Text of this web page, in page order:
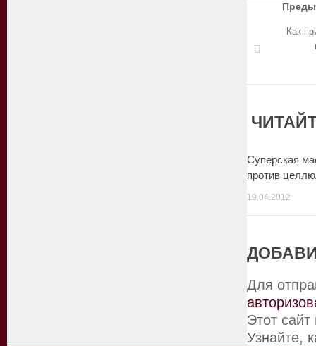
Как
Суперская
против
19.04.2012
Для
Этот
Узнайте,